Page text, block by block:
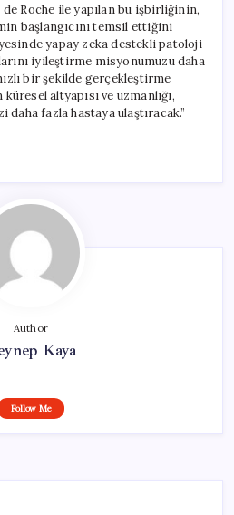
de Roche ile yapılan bu işbirliğinin,
başlangıcını temsil ettiğini
yapay zeka destekli patoloji
iyileştirme misyonumuzu daha
bir şekilde gerçekleştirme
küresel altyapısı ve uzmanlığı,
fazla hastaya ulaştıracak.”
Author
Kaya
Follow Me